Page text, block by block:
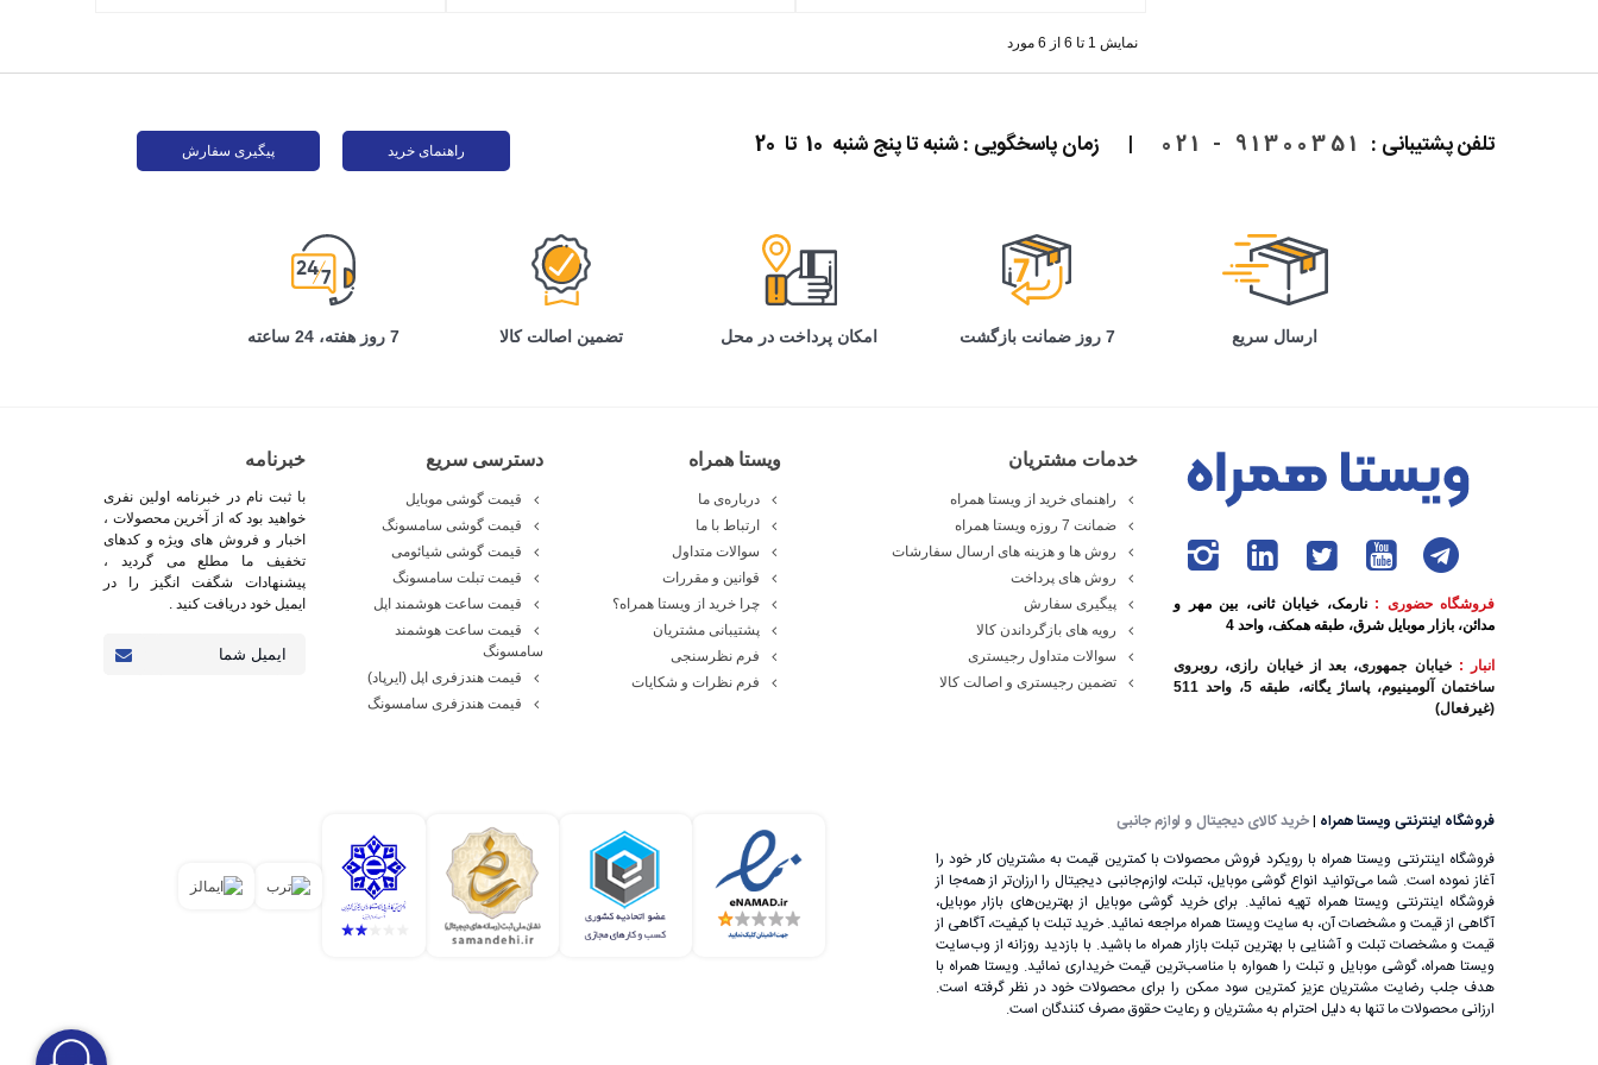
نمایش 1 تا 6 از 6 مورد
تلفن پشتیبانی : 91300351 - 021
| زمان پاسخگویی : شنبه تا پنج شنبه 10 تا 20 راهنمای خرید پیگیری سفارش
ارسال سریع 7 روز ضمانت بازگشت امکان پرداخت در محل تضمین اصالت کالا 7 روز هفته، 24 ساعته
فروشگاه حضوری : نارمک، خیابان ثانی، بین مهر و
مدائن، بازار موبایل شرق، طبقه همکف، واحد 4
انبار : خیابان جمهوری، بعد از خیابان رازی، روبروی
ساختمان آلومینیوم، پاساژ یگانه، طبقه 5، واحد 511
(غیرفعال)
خدمات مشتریان
راهنمای خرید از ویستا همراه
ضمانت 7 روزه ویستا همراه
روش ها و هزینه های ارسال سفارشات
روش های پرداخت
پیگیری سفارش
رویه های بازگرداندن کالا
سوالات متداول رجیستری
تضمین رجیستری و اصالت کالا
ویستا همراه
درباره‌ی ما
ارتباط با ما
سوالات متداول
قوانین و مقررات
چرا خرید از ویستا همراه؟
پشتیبانی مشتریان
فرم نظرسنجی
فرم نظرات و شکایات
دسترسی سریع
قیمت گوشی موبایل
قیمت گوشی سامسونگ
قیمت گوشی شیائومی
قیمت تبلت سامسونگ
قیمت ساعت هوشمند اپل
قیمت ساعت هوشمند
سامسونگ
قیمت هندزفری اپل (ایرپاد)
قیمت هندزفری سامسونگ
خبرنامه
با ثبت نام در خبرنامه اولین نفری
خواهید بود که از آخرین محصولات ،
اخبار و فروش های ویژه و کدهای
تخفیف ما مطلع می گردید ،
پیشنهادات شگفت انگیز را در
ایمیل خود دریافت کنید .
فروشگاه اینترنتی ویستا همراه |خرید کالای دیجیتال و لوازم جانبی
فروشگاه اینترنتی ویستا همراه با رویکرد فروش محصولات با کمترین قیمت به مشتریان کار خود را
آغاز نموده است. شما می‌توانید انواع گوشی موبایل، تبلت، لوازم‌جانبی دیجیتال را ارزان‌تر از همه‌جا از
فروشگاه اینترنتی ویستا همراه تهیه نمائید. برای خرید گوشی موبایل از بهترین‌های بازار موبایل،
آگاهی از قیمت و مشخصات آن، به ‌سایت ویستا همراه مراجعه نمائید. خرید تبلت با کیفیت، آگاهی از
قیمت و مشخصات تبلت و آشنایی با بهترین تبلت بازار همراه ما باشید. با بازدید روزانه از وب‌سایت
ویستا همراه، گوشی موبایل و تبلت را همواره با مناسب‌ترین قیمت خریداری نمائید. ویستا همراه با
هدف جلب رضایت مشتریان عزیز کمترین سود ممکن را برای محصولات خود در نظر گرفته است.
ارزانی محصولات ما تنها به دلیل احترام به مشتریان و رعایت حقوق مصرف کنندگان است.